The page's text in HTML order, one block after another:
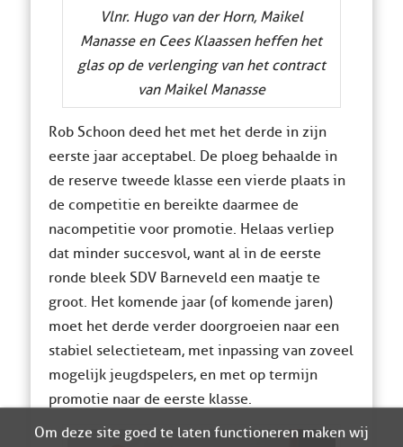
Vlnr. Hugo van der Horn, Maikel
Manasse en Cees Klaassen heffen het
glas op de verlenging van het contract
van Maikel Manasse
Rob Schoon deed het met het derde in zijn
eerste jaar acceptabel. De ploeg behaalde in
de reserve tweede klasse een vierde plaats in
de competitie en bereikte daarmee de
nacompetitie voor promotie. Helaas verliep
dat minder succesvol, want al in de eerste
ronde bleek SDV Barneveld een maatje te
groot. Het komende jaar (of komende jaren)
moet het derde verder doorgroeien naar een
stabiel selectieteam, met inpassing van zoveel
mogelijk jeugdspelers, en met op termijn
promotie naar de eerste klasse.
Om deze site goed te laten functioneren maken wij